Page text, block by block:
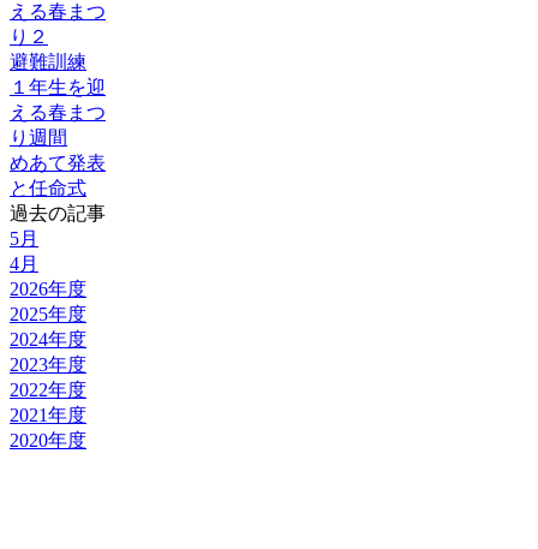
える春まつ
り２
避難訓練
１年生を迎
える春まつ
り週間
めあて発表
と任命式
過去の記事
5月
4月
2026年度
2025年度
2024年度
2023年度
2022年度
2021年度
2020年度